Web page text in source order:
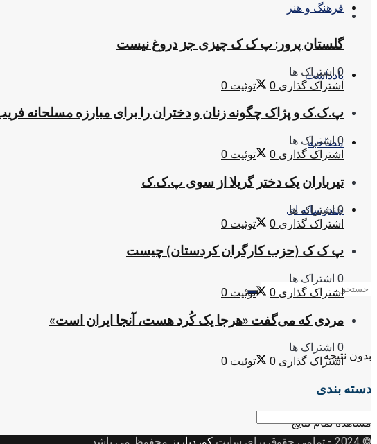
فرهنگ و هنر
یادداشت
مصاحبه
چندرسانه ای
بدون نتیجه
مشاهده تمام نتایج
گلستان پرور: پ ک ک چیزی جز دروغ نیست
0 اشتراک ها
اشتراک گذاری 0 توئیت 0
پ.ک.ک و پژاک چگونه زنان و دختران را برای مبارزه مسلحانه
0 اشتراک ها
اشتراک گذاری 0 توئیت 0
تیرباران یک دختر گریلا از سوی پ.ک.ک
0 اشتراک ها
اشتراک گذاری 0 توئیت 0
پ ک ک (حزب کارگران کردستان) چیست
0 اشتراک ها
اشتراک گذاری 0 توئیت 0
مردی که می‌گفت «هرجا یک کُرد هست، آنجا ایران است»
0 اشتراک ها
اشتراک گذاری 0 توئیت 0
دسته بندی
دسته
بندی